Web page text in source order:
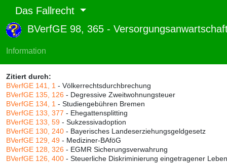
Das Fallrecht
BVerfGE 98, 365 -
Information
Abruf und Rang:
RTF-Version
Zitiert durch:
BVerfGE 141, 1 - Völkerrechtsdurchbrechung
BVerfGE 135, 126 - Degressive Zweitwohnungsteuer
BVerfGE 134, 1 - Studiengebühren Bremen
BVerfGE 133, 377 - Ehegattensplitting
BVerfGE 133, 59 - Sukzessivadoption
BVerfGE 130, 240 - Bayerisches Landeserziehungsgeldgesetz
BVerfGE 129, 49 - Mediziner-BAföG
BVerfGE 128, 326 - EGMR Sicherungsverwahrung
BVerfGE 126, 400 - Steuerliche Diskriminierung eingetragener